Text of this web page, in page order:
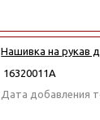
Нашивка на рукав
16320011А
Дата добавления